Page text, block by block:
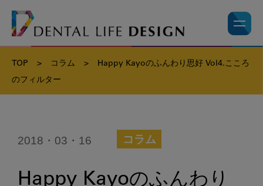
TOP > コラム >
Happy Kayoのふんわり思好 Vol4.こころ
のフィルター
2018・03・16 コラム
Happy Kayoのふんわり